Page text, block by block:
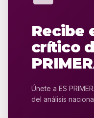
Recibe
crítico
Únete a ES
del análisis